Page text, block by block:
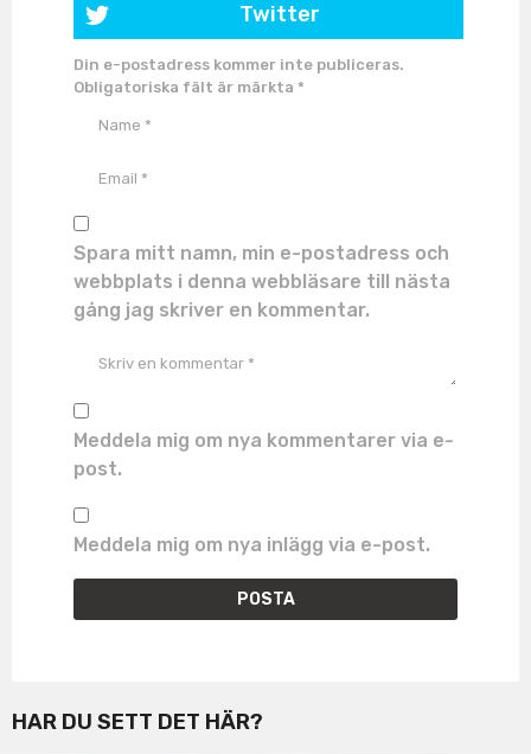
Twitter
Din e-postadress kommer inte publiceras.
Obligatoriska fält är märkta *
Spara mitt namn, min e-postadress och
webbplats i denna webbläsare till nästa
gång jag skriver en kommentar.
Meddela mig om nya kommentarer via e-
post.
Meddela mig om nya inlägg via e-post.
HAR DU SETT DET HÄR?